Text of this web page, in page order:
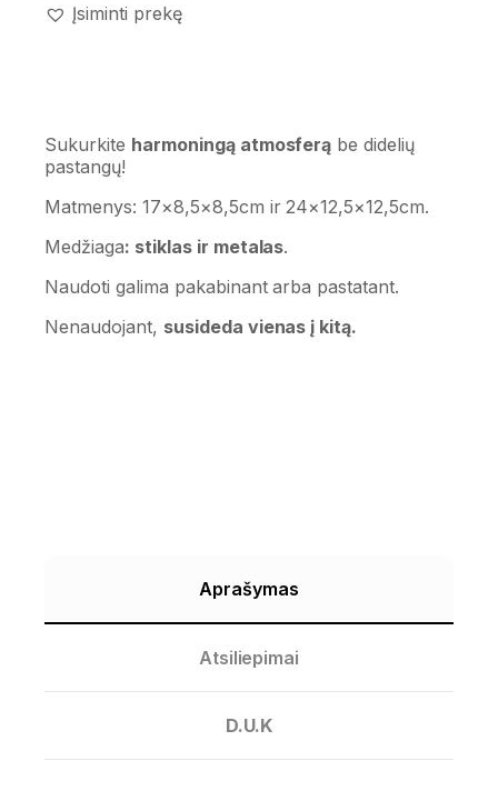
Įsiminti prekę
Sukurkite harmoningą atmosferą be didelių
pastangų!
Matmenys: 17×8,5×8,5cm ir 24×12,5×12,5cm.
Medžiaga: stiklas ir metalas.
Naudoti galima pakabinant arba pastatant.
Nenaudojant, susideda vienas į kitą.
Aprašymas
Atsiliepimai
D.U.K